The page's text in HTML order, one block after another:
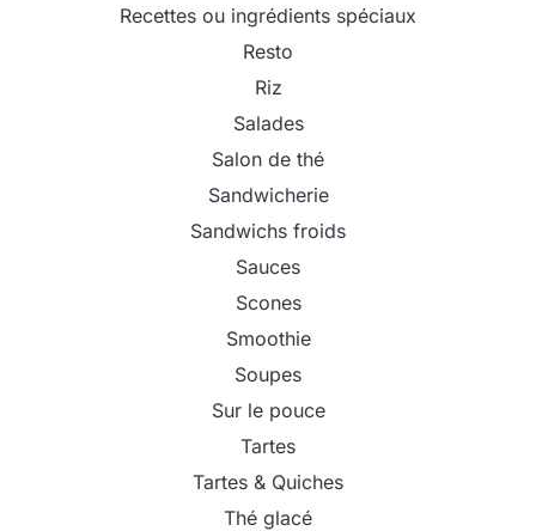
Recettes ou ingrédients spéciaux
Resto
Riz
Salades
Salon de thé
Sandwicherie
Sandwichs froids
Sauces
Scones
Smoothie
Soupes
Sur le pouce
Tartes
Tartes & Quiches
Thé glacé